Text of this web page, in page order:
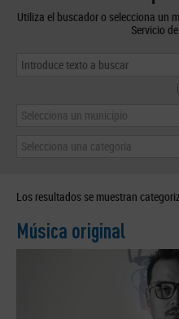
Utiliza el buscador o selecciona un
Servicio
Selecciona un municipio
Selecciona una categoría
Los resultados se muestran
Música original